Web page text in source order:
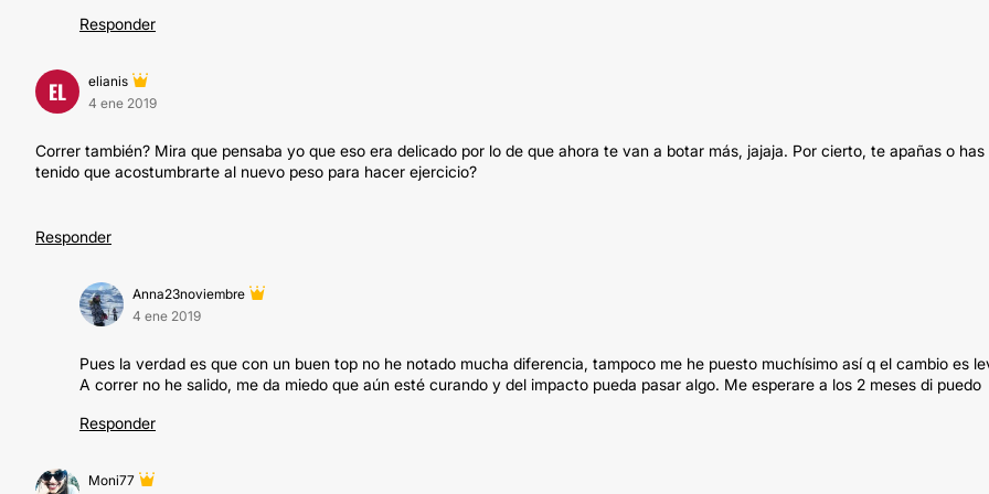
Responder
EL
elianis
4 ene 2019
Correr también? Mira que pensaba yo que eso era delicado por lo de que ahora te van a botar más, jajaja. Por cierto, te apañas o has
tenido que acostumbrarte al nuevo peso para hacer ejercicio?
Responder
Anna23noviembre
4 ene 2019
Pues la verdad es que con un buen top no he notado mucha diferencia, tampoco me he puesto muchísimo así q el cambio es
A correr no he salido, me da miedo que aún esté curando y del impacto pueda pasar algo. Me esperare a los 2 meses di puedo
Responder
Moni77